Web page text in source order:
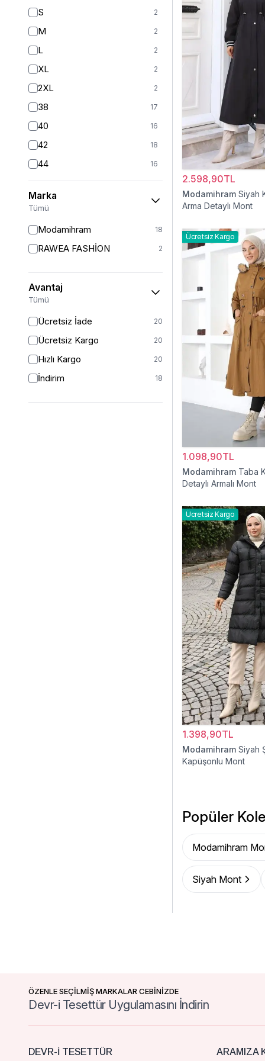
S 2
M 2
L 2
XL 2
2XL 2
38 17
40 16
42 18
44 16
46 18
48 18
Marka
Tümü
Modamihram 18
RAWEA FASHİON 2
Avantaj
Tümü
Ücretsiz İade 20
Ücretsiz Kargo 20
Hızlı Kargo 20
İndirim 18
2.598,90TL
Modamihram Siyah
Arma Detaylı Mont
Ücretsiz Kargo
1.098,90TL
Modamihram Taba
Detaylı Armalı Mont
Ücretsiz Kargo
1.398,90TL
Modamihram Siyah
Kapüşonlu Mont
Popüler
Modamihram
Siyah Mont
ÖZENLE SEÇİLMİŞ MARKALAR CEBİNİZDE
Devr-i Tesettür Uygulamasını İndirin
DEVR-I TESETTÜR ARAMIZA